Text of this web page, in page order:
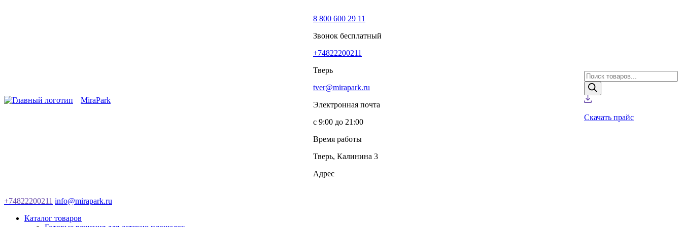
MiraPark
8 800 600 29 11
Звонок бесплатный
+74822200211
Тверь
tver@mirapark.ru
Электронная почта
с 9:00 до 21:00
Время работы
Тверь, Калинина 3
Адрес
Поиск
товаров
Скачать прайс
+74822200211 info@mirapark.ru
Каталог товаров